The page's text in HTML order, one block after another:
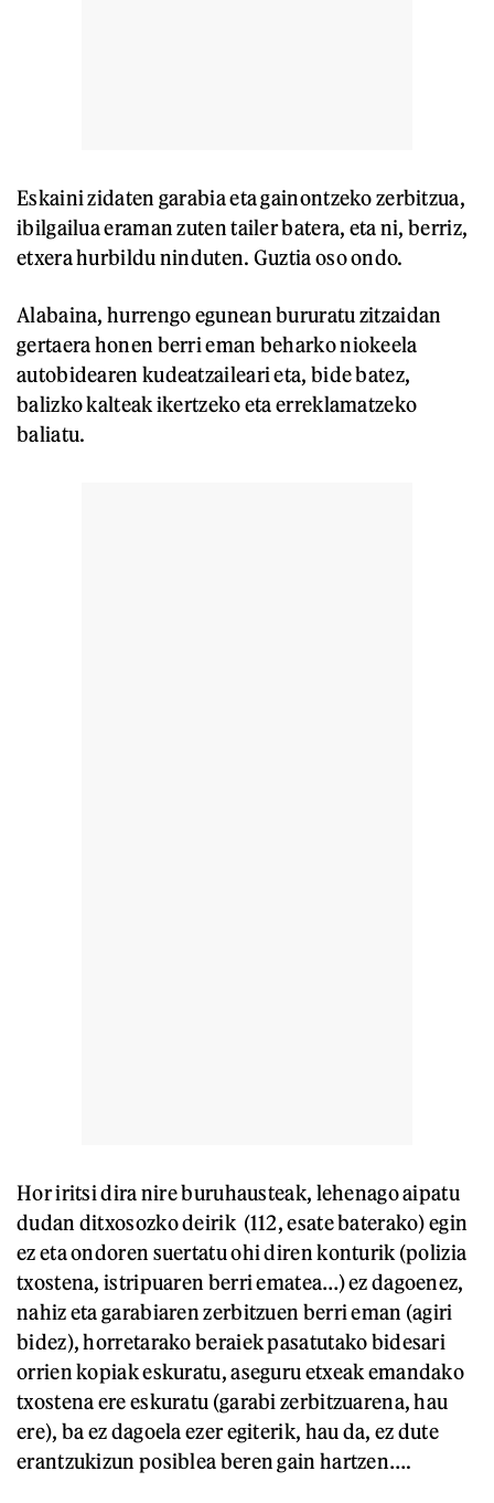
Eskaini zidaten garabia eta gainontzeko zerbitzua,
ibilgailua eraman zuten tailer batera, eta ni, berriz,
etxera hurbildu ninduten. Guztia oso ondo.
Alabaina, hurrengo egunean bururatu zitzaidan
gertaera honen berri eman beharko niokeela
autobidearen kudeatzaileari eta, bide batez,
balizko kalteak ikertzeko eta erreklamatzeko
baliatu.
Hor iritsi dira nire buruhausteak, lehenago aipatu
dudan ditxosozko deirik (112, esate baterako) egin
ez eta ondoren suertatu ohi diren konturik (polizia
txostena, istripuaren berri ematea…) ez dagoenez,
nahiz eta garabiaren zerbitzuen berri eman (agiri
bidez), horretarako beraiek pasatutako bidesari
orrien kopiak eskuratu, aseguru etxeak emandako
txostena ere eskuratu (garabi zerbitzuarena, hau
ere), ba ez dagoela ezer egiterik, hau da, ez dute
erantzukizun posiblea beren gain hartzen….